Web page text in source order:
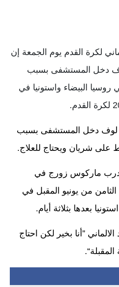
لكرة القدم يوم الجمعة إن
دخل المستشفى بسبب
البيضاء واستونيا في
أن لوف دخل المستشفى بسبب
شريان ويحتاج للعلاج.
ماركوس زورج في
من يونيو المقبل في
بعدها بثلاثة أيام.
”أنا بخير لكن احتاج
المقبلة“.